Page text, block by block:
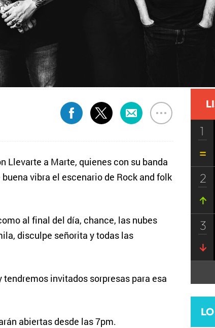
Llevarte a Marte, quienes con su banda
vibra el escenario de Rock and folk
al final del día, chance, las nubes
disculpe señorita y todas las
invitados sorpresas para esa
abiertas desde las 7pm.
1
2
3